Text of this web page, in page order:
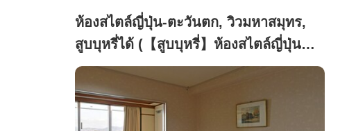
ห้องสไตล์ญี่ปุ่น-ตะวันตก, วิวมหาสมุทร,
สูบบุหรี่ได้ (【สูบบุหรี่】ห้องสไตล์ญี่ปุ่น
และตะวันตก (ห้องเสื่อทาทามิ 6 เสื่อ +
ห้องทวินแบบตะวันตก))